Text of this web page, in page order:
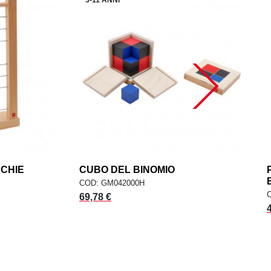
add AGGIUNGI AL CARRELLO
CUBO DEL BINOMIO
COD: GM042000H
69,78 €